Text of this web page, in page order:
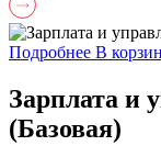
Подробнее В
Зарплата и
(Базовая)